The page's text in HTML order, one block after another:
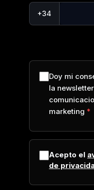
+34
Doy mi
la
marketing
Acepto el
de